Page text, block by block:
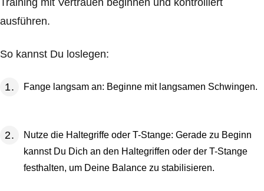
Training mit Vertrauen beginnen und kontrolliert
ausführen.
So kannst Du loslegen:
Fange langsam an: Beginne mit langsamen Schwingen.
Nutze die Haltegriffe oder T-Stange: Gerade zu Beginn
kannst Du Dich an den Haltegriffen oder der T-Stange
festhalten, um Deine Balance zu stabilisieren.